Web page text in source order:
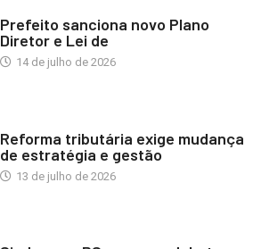
Prefeito sanciona novo Plano
Diretor e Lei de
14 de julho de 2026
Reforma tributária exige mudança
de estratégia e gestão
13 de julho de 2026